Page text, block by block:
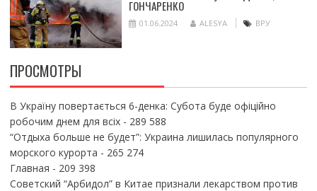
ГОНЧАРЕНКО
01.06.2024 ALESYA ВРУ
ПРОСМОТРЫ
В Україну повертається 6-денка: Субота буде офіційно
робочим днем для всіх- 289 588
“Отдыха больше не будет”: Украина лишилась популярного
морского курорта - 265 274
Главная - 209 398
Советский “Арбидол” в Китае признали лекарством против